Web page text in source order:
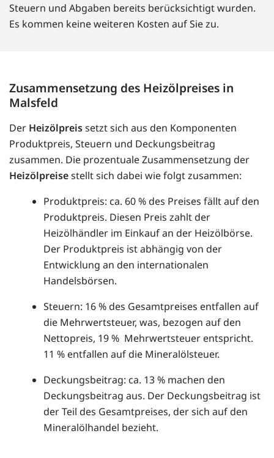
Steuern und Abgaben bereits berücksichtigt wurden.
Es kommen keine weiteren Kosten auf Sie zu.
Zusammensetzung des Heizölpreises in
Malsfeld
Der Heizölpreissetzt sich aus den Komponenten
Produktpreis, Steuern und Deckungsbeitrag
zusammen. Die prozentuale Zusammensetzung der
Heizölpreisestellt sich dabei wie folgt zusammen:
Produktpreis: ca. 60 % des Preises fällt auf den
Produktpreis. Diesen Preis zahlt der
Heizölhändler im Einkauf an der Heizölbörse.
Der Produktpreis ist abhängig von der
Entwicklung an den internationalen
Handelsbörsen.
Steuern: 16 % des Gesamtpreises entfallen auf
die Mehrwertsteuer, was, bezogen auf den
Nettopreis, 19 % Mehrwertsteuer entspricht.
11 % entfallen auf die Mineralölsteuer.
Deckungsbeitrag: ca. 13 % machen den
Deckungsbeitrag aus. Der Deckungsbeitrag ist
der Teil des Gesamtpreises, der sich auf den
Mineralölhandel bezieht.